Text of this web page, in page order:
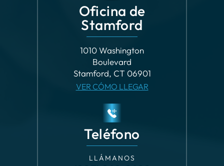
1010 Washington
Boulevard
Stamford, CT 06901
Teléfono
LLÁMANOS
(203) 862-8699